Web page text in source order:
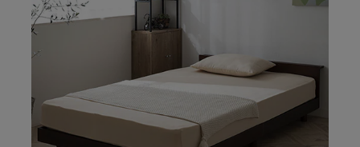
※ご確認ください
カートに入れる 購入手続きへ